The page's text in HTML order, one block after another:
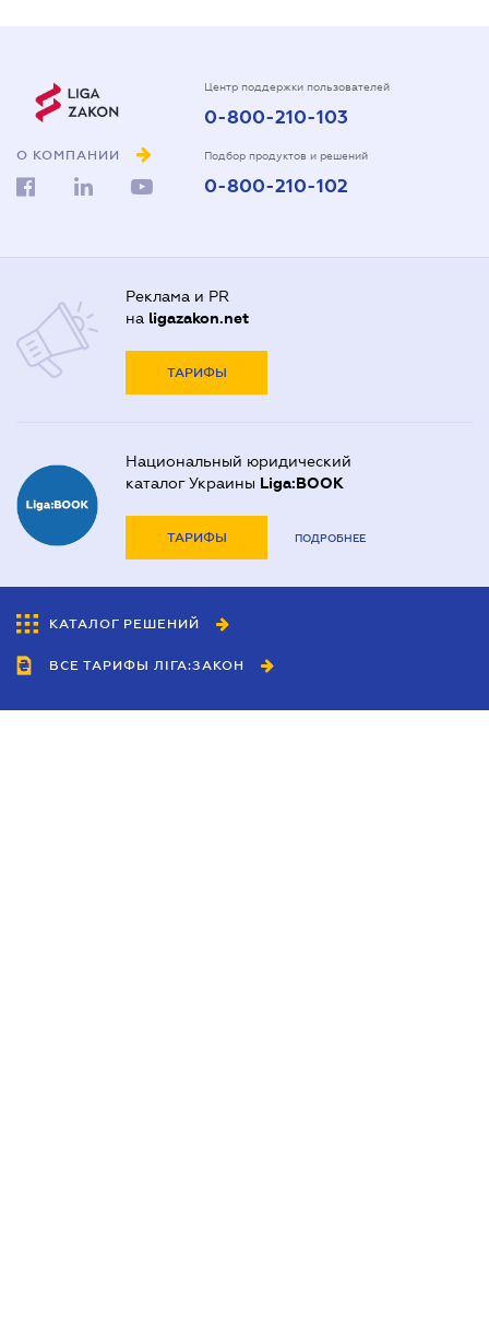
О КОМПАНИИ
Центр поддержки пользователей
0-800-210-103
Подбор продуктов и решений
0-800-210-102
Реклама и PR
на ligazakon.net
ТАРИФЫ
Национальный юридический
каталог Украины Liga:BOOK
ТАРИФЫ ПОДРОБНЕЕ
КАТАЛОГ РЕШЕНИЙ
ВСЕ ТАРИФЫ ЛІГА:ЗАКОН